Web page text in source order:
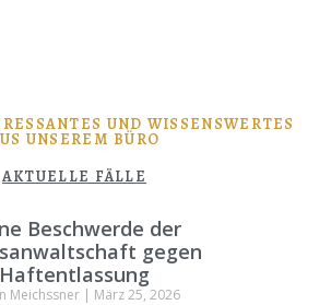
UND WISSENSWERTES
UNSEREM BÜRO
AKTUELLE FÄLLE
Beschwerde der
gegen
Haftentlassung
Meichssner
März 25, 2026